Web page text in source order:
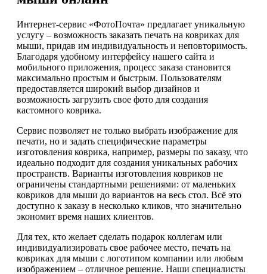
Интернет-сервис «ФотоПочта» предлагает уникальную
услугу – возможность заказать печать на ковриках для
мыши, придав им индивидуальность и неповторимость.
Благодаря удобному интерфейсу нашего сайта и
мобильного приложения, процесс заказа становится
максимально простым и быстрым. Пользователям
предоставляется широкий выбор дизайнов и
возможность загрузить свое фото для создания
кастомного коврика.
Сервис позволяет не только выбрать изображение для
печати, но и задать специфические параметры
изготовления коврика, например, размеры по заказу, что
идеально подходит для создания уникальных рабочих
пространств. Варианты изготовления ковриков не
ограничены стандартными решениями: от маленьких
ковриков для мыши до вариантов на весь стол. Всё это
доступно к заказу в несколько кликов, что значительно
экономит время наших клиентов.
Для тех, кто желает сделать подарок коллегам или
индивидуализировать свое рабочее место, печать на
ковриках для мыши с логотипом компании или любым
изображением – отличное решение. Наши специалисты